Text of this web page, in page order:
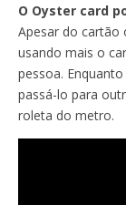
O Oyster card
Apesar do cartão
usando mais o
pessoa.
passá-lo para
roleta do metro.